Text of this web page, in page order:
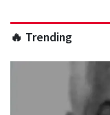
🔥 Trending